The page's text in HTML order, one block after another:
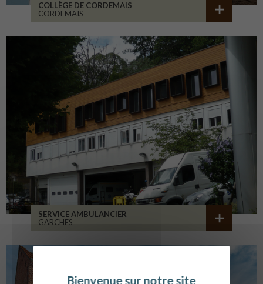
COLLÈGE DE CORDEMAIS
CORDEMAIS
SERVICE AMBULANCIER
GARCHES